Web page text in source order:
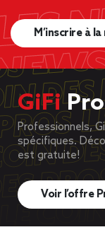
M’inscrire à
GiFiPro
Professionnels,
spécifiques.
est gratuite!
Voir l’offre